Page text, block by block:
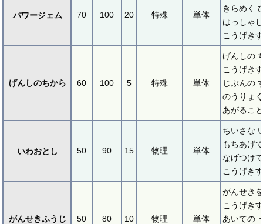
パワージェム 70 100 20 特殊 単体
きらめく
はっしゃ
こうげき
げんしのちから 60 100 5 特殊 単体
げんしの
こうげき
じぶんの
のうりょ
あがるこ
いわおとし 50 90 15 物理 単体
ちいさな
もちあげ
なげつけて
こうげき
がんせきふうじ 50 80 10 物理 単体
がんせき
こうげき
あいての